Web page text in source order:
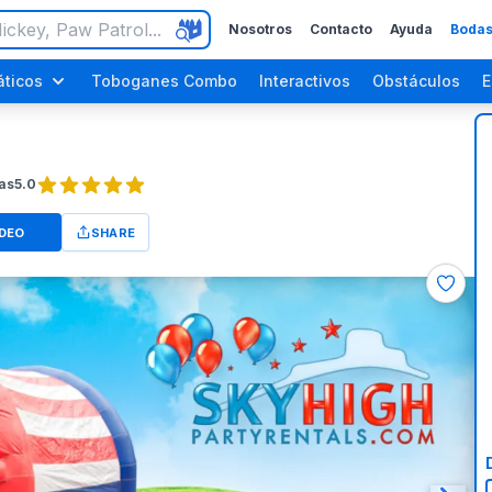
Nosotros Contacto Ayuda
Toboganes Combo Interactivos Obstáculos
5.0
SHARE